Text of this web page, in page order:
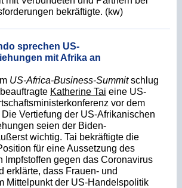
bekräftigte. (kw)
sprechen US-
mit Afrika an
US-Africa-Business-Summitschlug
Katherine Tai eine US-
vor dem
Die Vertiefung der US-Afrikanischen
seien der Biden-
wichtig. Tai bekräftigte die
für eine Aussetzung des
Impfstoffen gegen das Coronavirus
erklärte, dass Frauen- und
Mittelpunkt der US-Handelspolitik